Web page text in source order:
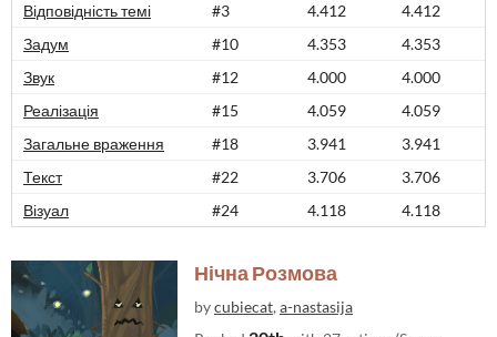
Відповідність темі
#3 4.412
4.412
Задум
#10 4.353
4.353
Звук
#12 4.000
4.000
Реалізація
#15 4.059
4.059
Загальне враження
#18 3.941
3.941
Текст
#22 3.706
3.706
Візуал
#24 4.118 4.118
Нічна Розмова
bycubiecat, a-nastasija